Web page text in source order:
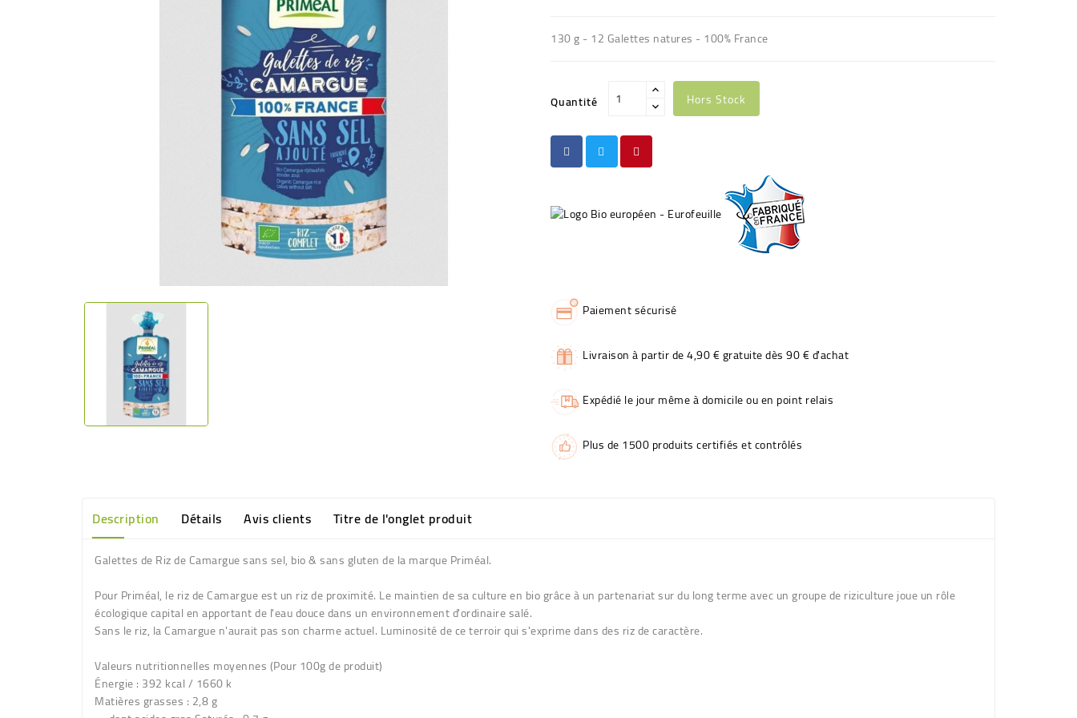
130 g - 12 Galettes natures - 100% France
Quantité Hors Stock
Paiement sécurisé
Livraison à partir de 4,90 € gratuite dès 90 € d'achat
Expédié le jour même à domicile ou en point relais
Plus de 1500 produits certifiés et contrôlés
Description Détails Avis clients Titre de l'onglet produit
Galettes de Riz de Camargue sans sel, bio & sans gluten de la marque Priméal.
Pour Priméal, le riz de Camargue est un riz de proximité. Le maintien de sa culture en bio grâce à un partenariat sur du long terme avec un groupe de riziculture joue un rôle
écologique capital en apportant de l'eau douce dans un environnement d'ordinaire salé.
Sans le riz, la Camargue n'aurait pas son charme actuel. Luminosité de ce terroir qui s'exprime dans des riz de caractère.
Valeurs nutritionnelles moyennes(Pour 100g de produit)
Énergie : 392 kcal / 1660 k
Matières grasses : 2,8 g